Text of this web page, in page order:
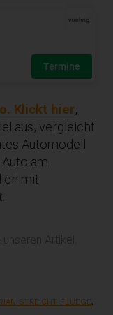
Klickt hier,
aus, vergleicht
Automodell
am
mit
STREICHT FLUEGE,